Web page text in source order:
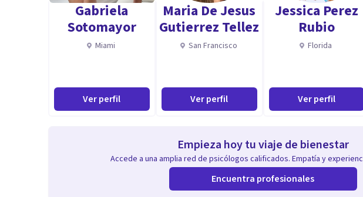
Gabriela
Sotomayor
Miami
Ver perfil
Maria De Jesus
Gutierrez Tellez
San Francisco
Ver perfil
Jessica Perez
Rubio
Florida
Ver perfil
Empieza hoy tu viaje de bienestar
Accede a una amplia red de psicólogos calificados. Empatía y
Encuentra profesionales